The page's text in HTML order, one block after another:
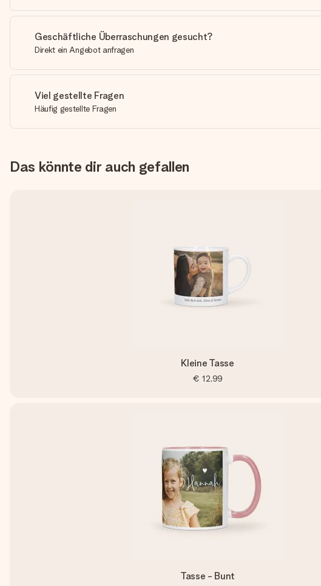
Geschäftliche Überraschungen gesucht?
Direkt ein Angebot anfragen
Viel gestellte Fragen
Häufig gestellte Fragen
Das könnte dir auch gefallen
Kleine Tasse
€ 12,99
Tasse - Bunt